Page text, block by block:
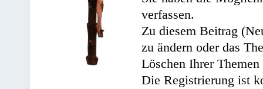
verfassen.
Zu diesem Beitrag
zu ändern oder das
Löschen Ihrer
Die Registrierung ist